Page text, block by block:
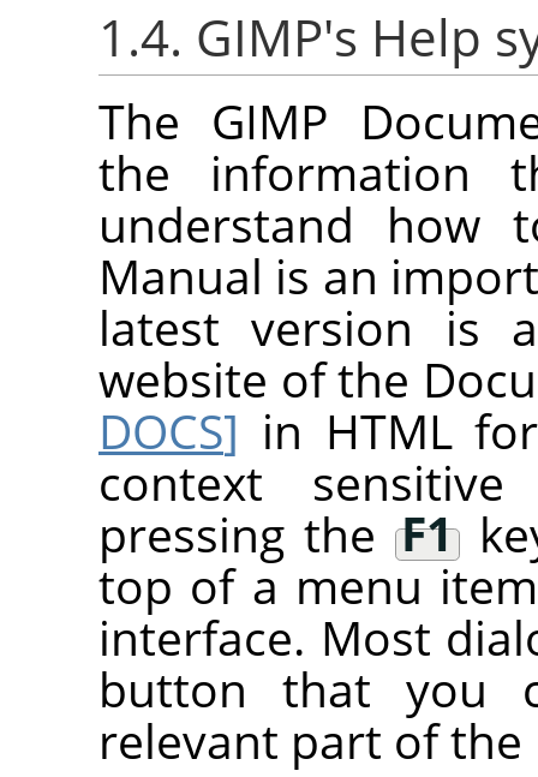
1.4. GIMP's Help
The GIMP
the information
understand
Manual is an
latest version is
website of the
DOCS] in HTML
context
pressing the F1
top of a menu
interface. Most
button that you
relevant part of the